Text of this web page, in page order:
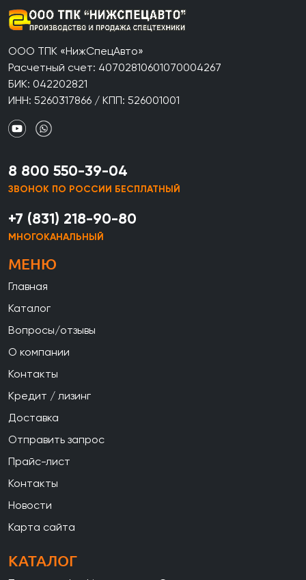
ООО ТПК «НижСпецАвто»
Расчетный счет: 40702810601070004267
БИК: 042202821
ИНН: 5260317866 / КПП: 526001001
8 800 550-39-04
ЗВОНОК ПО РОССИИ БЕСПЛАТНЫЙ
+7 (831) 218-90-80
МНОГОКАНАЛЬНЫЙ
МЕНЮ
Главная
Каталог
Вопросы/отзывы
О компании
Контакты
Кредит / лизинг
Доставка
Отправить запрос
Прайс-лист
Контакты
Новости
Карта сайта
КАТАЛОГ